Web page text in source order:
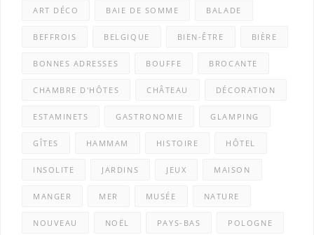
ART DÉCO BAIE DE SOMME BALADE
BEFFROIS BELGIQUE BIEN-ÊTRE BIÈRE
BONNES ADRESSES BOUFFE BROCANTE
CHAMBRE D'HÔTES CHÂTEAU DÉCORATION
ESTAMINETS GASTRONOMIE GLAMPING
GÎTES HAMMAM HISTOIRE HÔTEL
INSOLITE JARDINS JEUX MAISON
MANGER MER MUSÉE NATURE
NOUVEAU NOËL PAYS-BAS POLOGNE